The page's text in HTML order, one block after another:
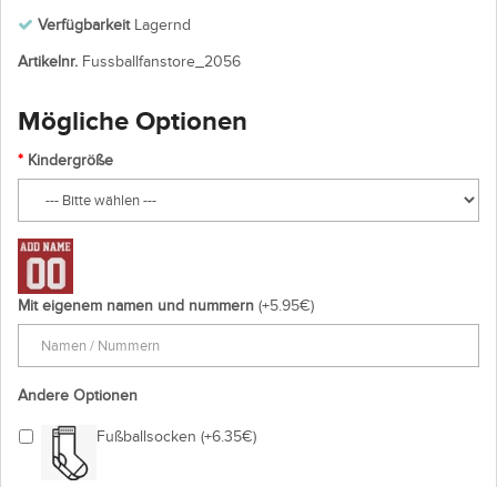
VerfügbarkeitLagernd
Artikelnr. Fussballfanstore_2056
Mögliche Optionen
Kindergröße
Mit eigenem namen und nummern (+5.95€)
Andere Optionen
Fußballsocken (+6.35€)